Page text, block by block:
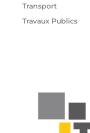
Transport
Travaux Publics